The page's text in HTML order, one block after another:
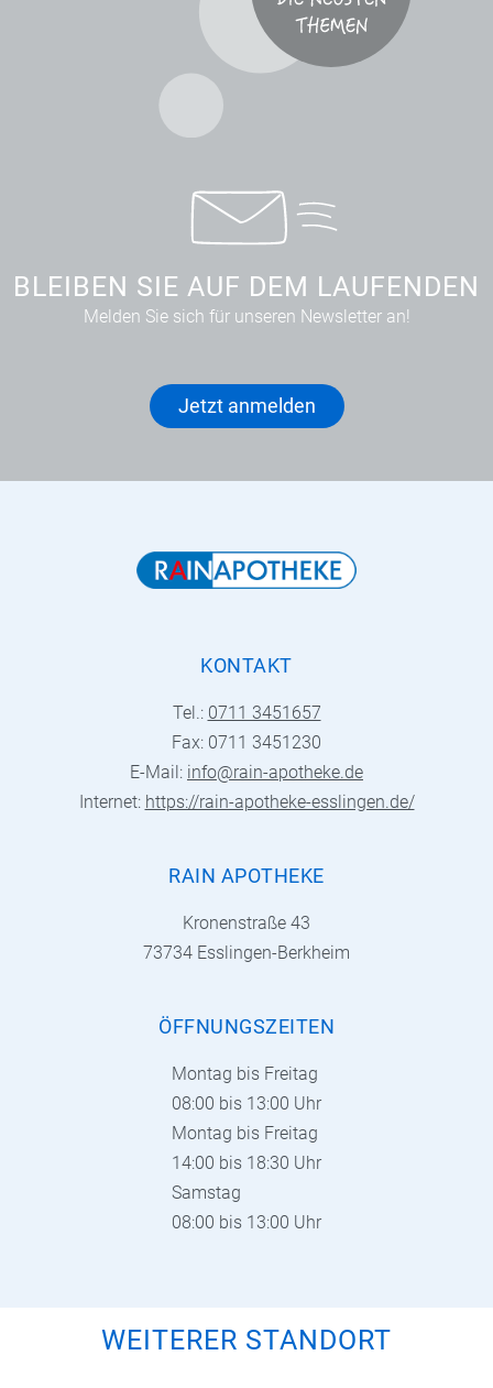
BLEIBEN SIE AUF DEM LAUFENDEN
Melden Sie sich für unseren Newsletter an!
Jetzt anmelden
KONTAKT
Tel.: 0711 3451657
Fax: 0711 3451230
E-Mail: info@rain-apotheke.de
Internet: https://rain-apotheke-esslingen.de/
RAIN APOTHEKE
Kronenstraße 43
73734 Esslingen-Berkheim
ÖFFNUNGSZEITEN
Montag bis Freitag
08:00 bis 13:00 Uhr
Montag bis Freitag
14:00 bis 18:30 Uhr
Samstag
08:00 bis 13:00 Uhr
WEITERER STANDORT